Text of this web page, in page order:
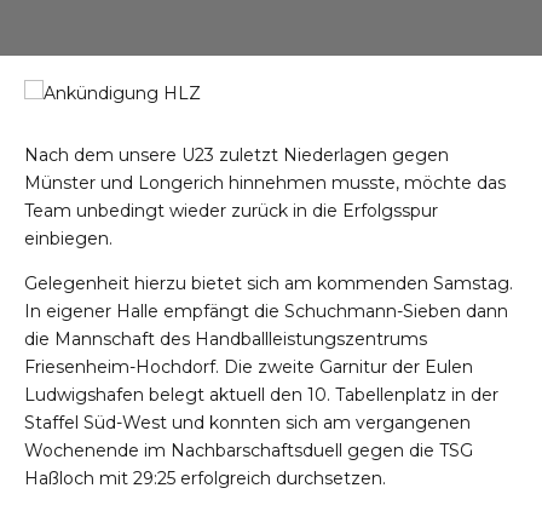
Nach dem unsere U23 zuletzt Niederlagen gegen
Münster und Longerich hinnehmen musste, möchte das
Team unbedingt wieder zurück in die Erfolgsspur
einbiegen.
Gelegenheit hierzu bietet sich am kommenden Samstag.
In eigener Halle empfängt die Schuchmann-Sieben dann
die Mannschaft des Handballleistungszentrums
Friesenheim-Hochdorf. Die zweite Garnitur der Eulen
Ludwigshafen belegt aktuell den 10. Tabellenplatz in der
Staffel Süd-West und konnten sich am vergangenen
Wochenende im Nachbarschaftsduell gegen die TSG
Haßloch mit 29:25 erfolgreich durchsetzen.